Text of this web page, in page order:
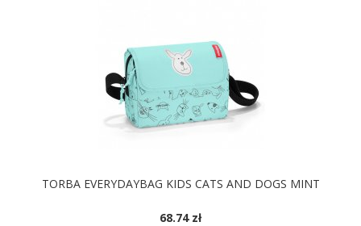
TORBA EVERYDAYBAG KIDS CATS AND DOGS MINT
68.74 zł